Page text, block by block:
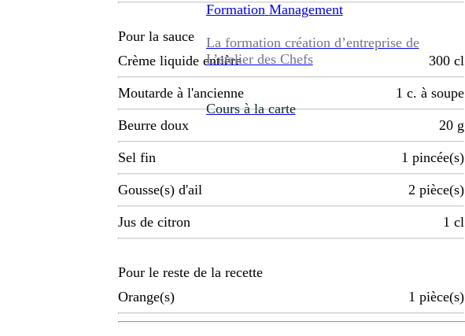
Formation Management
La formation création d’entreprise de
L’atelier des Chefs
Cours à la carte
Pour la sauce
Crème liquide entière
300 cl
Moutarde à l'ancienne 1 c. à soupe
Beurre doux 20 g
Sel fin 1 pincée(s)
Gousse(s) d'ail 2 pièce(s)
Jus de citron 1 cl
Pour le reste de la recette
Orange(s)
1 pièce(s)